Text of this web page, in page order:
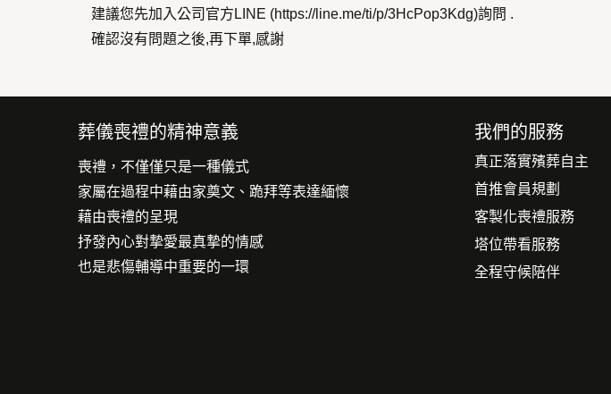
建議您先加入公司官方LINE (https://line.me/ti/p/3HcPop3Kdg)詢問 .
確認沒有問題之後,再下單,感謝
葬儀喪禮的精神意義
喪禮，不僅僅只是一種儀式
家屬在過程中藉由家奠文、跪拜等表達緬懷
藉由喪禮的呈現
抒發內心對摯愛最真摯的情感
也是悲傷輔導中重要的一環
我們的服務
真正落實殯葬自主
首推會員規劃
客製化喪禮服務
塔位帶看服務
全程守候陪伴